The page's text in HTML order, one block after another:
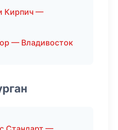
Кирпич —
— Владивосток